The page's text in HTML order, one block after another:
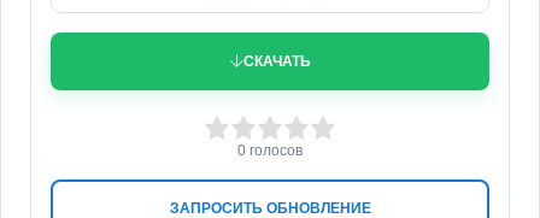
СКАЧАТЬ
ЗАПРОСИТЬ ОБНОВЛЕНИЕ
3 4 5
0 голосов